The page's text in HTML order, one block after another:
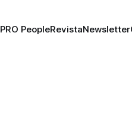
PRO PeopleRevistaNewsletter